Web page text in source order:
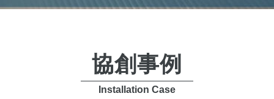
協創事例
Installation Case